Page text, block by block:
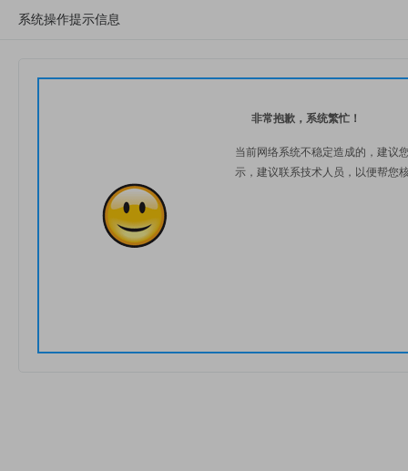
系统操作提示信息
非常抱歉，系统繁忙！
当前网络系统不稳定造成的，建议
示，建议联系技术人员，以便帮您